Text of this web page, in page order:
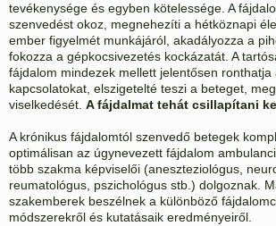
tevékenysége és egyben kötelessége. A
szenvedést okoz, megnehezíti a hétköznapi
ember figyelmét munkájáról, akadályozza a
fokozza a gépkocsivezetés kockázatát. A
fájdalom mindezek mellett jelentősen ronthatja
kapcsolatokat, elszigetelté teszi a beteget,
viselkedését. A fájdalmat tehát csillapítani
A krónikus fájdalomtól szenvedő betegek
optimálisan az úgynevezett fájdalom
több szakma képviselői (aneszteziológus,
reumatológus, pszichológus stb.) dolgoznak.
szakemberek beszélnek a különböző
módszerekről és kutatásaik eredményeiről.